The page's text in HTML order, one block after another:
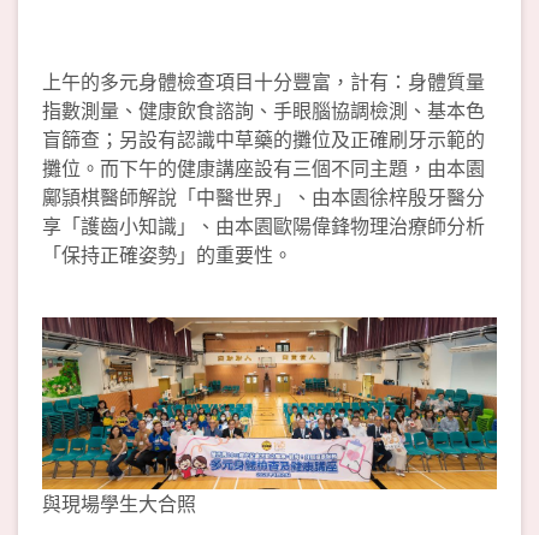
上午的多元身體檢查項目十分豐富，計有：身體質量
指數測量、健康飲食諮詢、手眼腦協調檢測、基本色
盲篩查；另設有認識中草藥的攤位及正確刷牙示範的
攤位。而下午的健康講座設有三個不同主題，由本園
鄺頴棋醫師解說「中醫世界」、由本園徐梓殷牙醫分
享「護齒小知識」、由本園歐陽偉鋒物理治療師分析
「保持正確姿勢」的重要性。
與現場學生大合照